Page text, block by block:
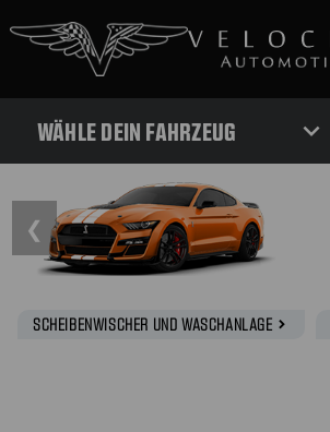
WÄHLE DEIN FAHRZEUG expand_more
❮
SCHEIBENWISCHER UND WASCHANLAGE navigate_next